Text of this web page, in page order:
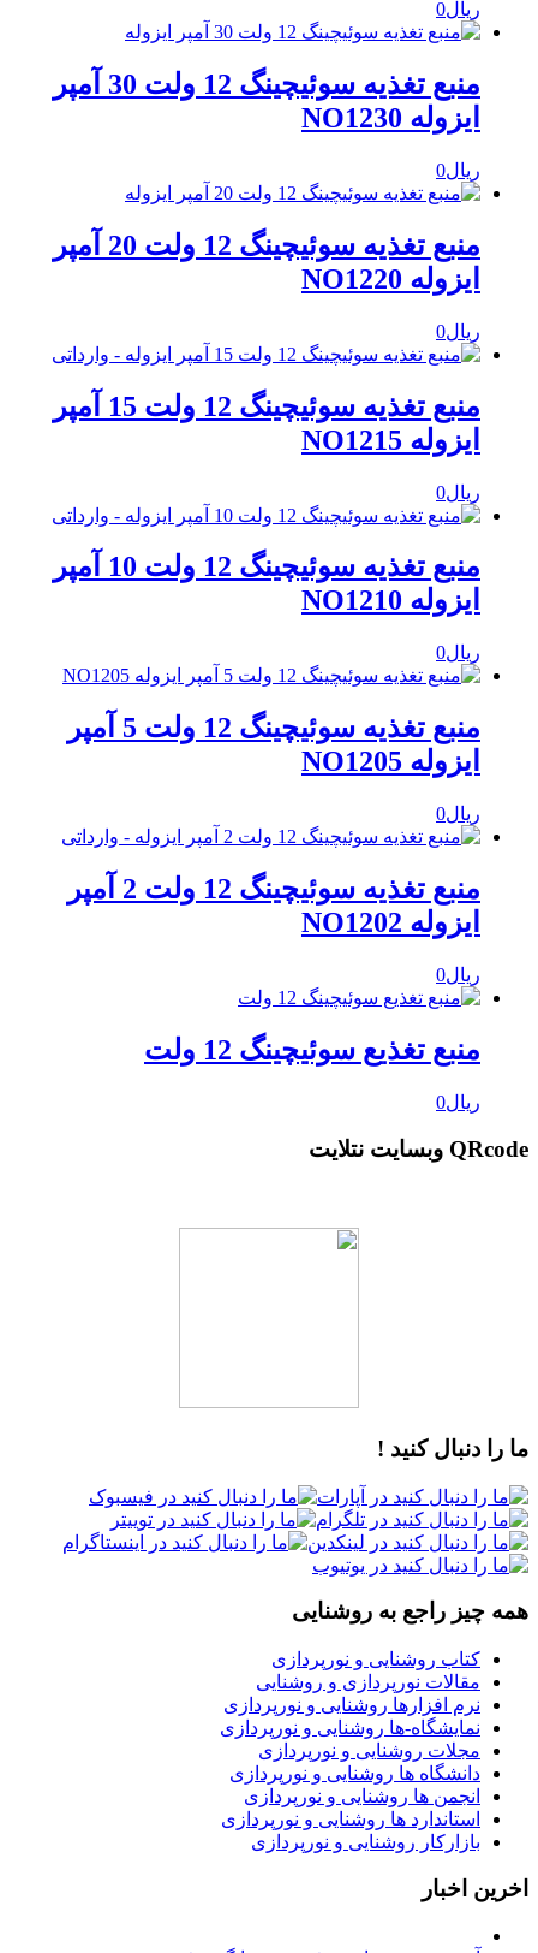
ریال0
منبع تغذیه سوئیچینگ 12 ولت 30 آمپر
ایزوله NO1230
ریال0
منبع تغذیه سوئیچینگ 12 ولت 20 آمپر
ایزوله NO1220
ریال0
منبع تغذیه سوئیچینگ 12 ولت 15 آمپر
ایزوله NO1215
ریال0
منبع تغذیه سوئیچینگ 12 ولت 10 آمپر
ایزوله NO1210
ریال0
منبع تغذیه سوئیچینگ 12 ولت 5 آمپر
ایزوله NO1205
ریال0
منبع تغذیه سوئیچینگ 12 ولت 2 آمپر
ایزوله NO1202
ریال0
منبع تغذیع سوئیچینگ 12 ولت
ریال0
QRcode وبسایت نتلایت
ما را دنبال کنید !
همه چیز راجع به روشنایی
کتاب روشنایی و نورپردازی
مقالات نورپردازی و روشنایی
نرم افزارها روشنایی و نورپردازی
نمایشگاه-ها روشنایی و نورپردازی
مجلات روشنایی و نورپردازی
دانشگاه ها روشنایی و نورپردازی
انجمن ها روشنایی و نورپردازی
استاندارد ها روشنایی و نورپردازی
بازارکار روشنایی و نورپردازی
اخرین اخبار